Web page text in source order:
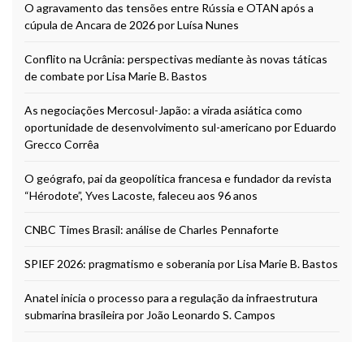
O agravamento das tensões entre Rússia e OTAN após a
cúpula de Ancara de 2026 por Luísa Nunes
Conflito na Ucrânia: perspectivas mediante às novas táticas
de combate por Lisa Marie B. Bastos
As negociações Mercosul-Japão: a virada asiática como
oportunidade de desenvolvimento sul-americano por Eduardo
Grecco Corrêa
O geógrafo, pai da geopolítica francesa e fundador da revista
“Hérodote”, Yves Lacoste, faleceu aos 96 anos
CNBC Times Brasil: análise de Charles Pennaforte
SPIEF 2026: pragmatismo e soberania por Lisa Marie B. Bastos
Anatel inicia o processo para a regulação da infraestrutura
submarina brasileira por João Leonardo S. Campos